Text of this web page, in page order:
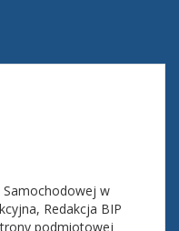
w
Redakcja BIP
podmiotowej